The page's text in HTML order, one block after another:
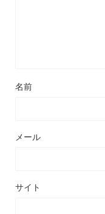
名前
メール
サイト